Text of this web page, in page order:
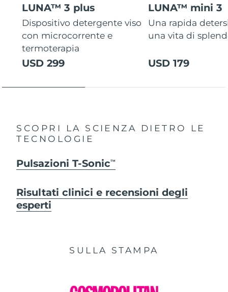
LUNA™ 3 plus
Dispositivo detergente viso
con microcorrente e
termoterapia
USD 299
LUNA™ mini 3
Una rapida
una vita di
USD 179
SCOPRI LA SCIENZA DIETRO LE
TECNOLOGIE
Pulsazioni T-SonicTM
Risultati clinici e recensioni degli
esperti
SULLA STAMPA